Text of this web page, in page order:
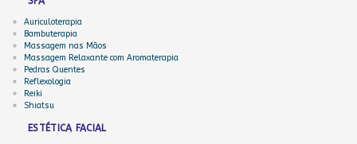
Auriculoterapia
Bambuterapia
Massagem nas Mãos
Massagem Relaxante com Aromaterapia
Pedras Quentes
Reflexologia
Reiki
Shiatsu
ESTÉTICA FACIAL